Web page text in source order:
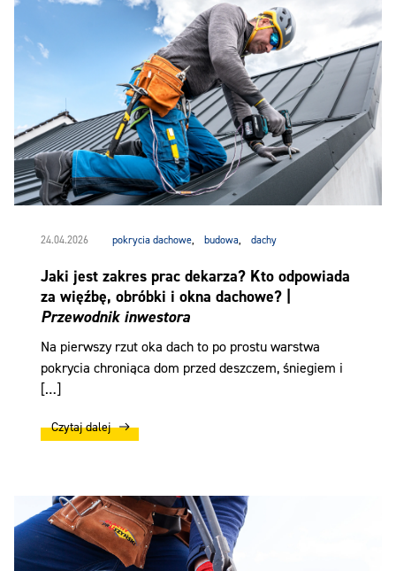
24.04.2026 pokrycia dachowe, budowa, dachy
Jaki jest zakres prac dekarza? Kto odpowiada
za więźbę, obróbki i okna dachowe? |
Przewodnik inwestora
Na pierwszy rzut oka dach to po prostu warstwa
pokrycia chroniąca dom przed deszczem, śniegiem i
[…]
Czytaj dalej